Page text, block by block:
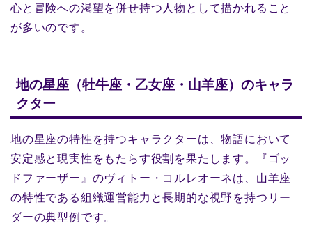
心と冒険への渇望を併せ持つ人物として描かれること
が多いのです。
地の星座（牡牛座・乙女座・山羊座）のキャラ
クター
地の星座の特性を持つキャラクターは、物語において
安定感と現実性をもたらす役割を果たします。『ゴッ
ドファーザー』のヴィトー・コルレオーネは、山羊座
の特性である組織運営能力と長期的な視野を持つリー
ダーの典型例です。